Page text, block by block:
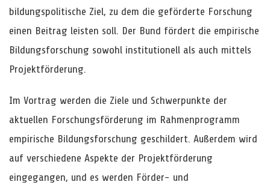
bildungspolitische Ziel, zu dem die geförderte Forschung
einen Beitrag leisten soll. Der Bund fördert die empirische
Bildungsforschung sowohl institutionell als auch mittels
Projektförderung.
Im Vortrag werden die Ziele und Schwerpunkte der
aktuellen Forschungsförderung im Rahmenprogramm
empirische Bildungsforschung geschildert. Außerdem wird
auf verschiedene Aspekte der Projektförderung
eingegangen, und es werden Förder- und